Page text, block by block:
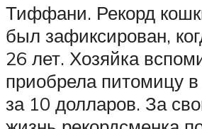
Тиффани. Рекорд
был зафиксирован,
26 лет. Хозяйка
приобрела питомицу в
за 10 долларов. За